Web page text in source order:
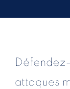
attaques